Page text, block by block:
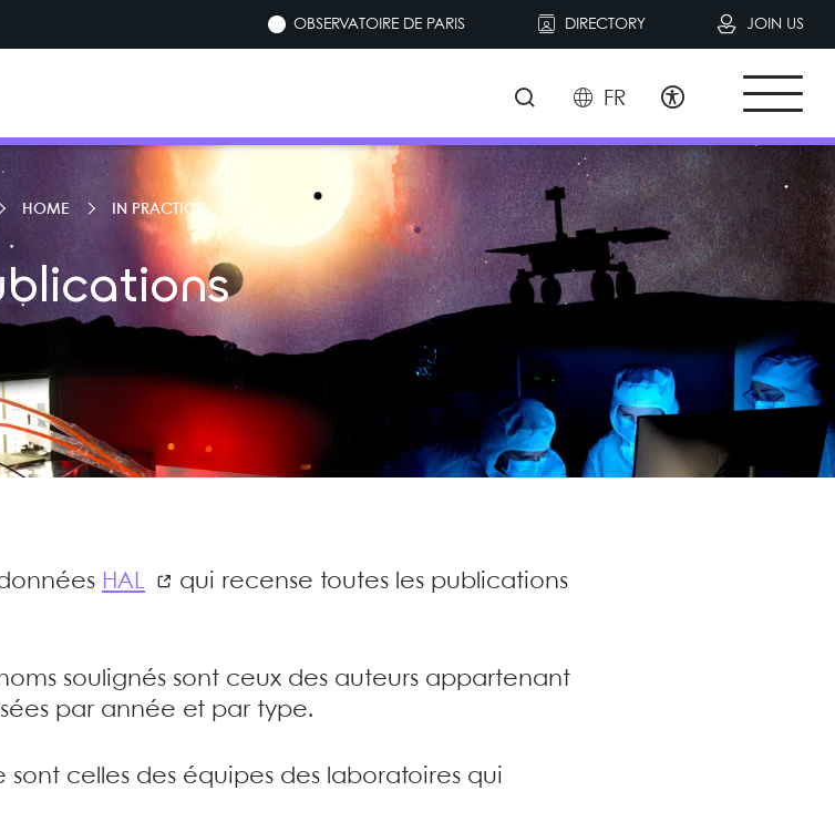
OBSERVATOIRE DE PARIS DIRECTORY JOIN US
FR
HOME IN PRACTICE
HAL
qui recense toutes les publications
soulignés sont ceux des auteurs appartenant
par année et par type.
sont celles des équipes des laboratoires qui